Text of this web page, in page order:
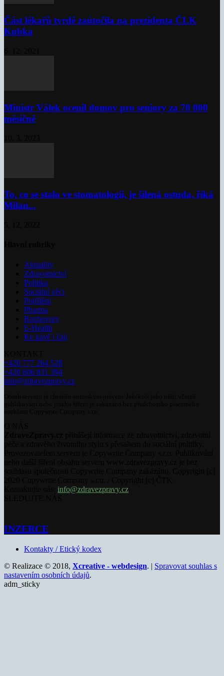
Část lékařů tvrdě zaútočila na prezidenta ČLK
Kubka
Ministr Válek ocenil domov pro seniory za 70 000
měsíčně
To, co se stalo ve stomatologii, je šílená ostuda, říká
Milan...
Aktuality
Zdravotnictví
Politika
Sociální věci
Pojištění
Pharma
Rozhovory
E-Health
Ke kávě i čaji
+420 777 264 528
+420 606 831 394
info@zdravezpravy.cz
info@zdravezpravy.cz
INZERCE
Kontakty / Etický kodex
© Realizace © 2018, Xcreative - webdesign. | Spravovat souhlas s
nastavením osobních údajů.
adm_sticky